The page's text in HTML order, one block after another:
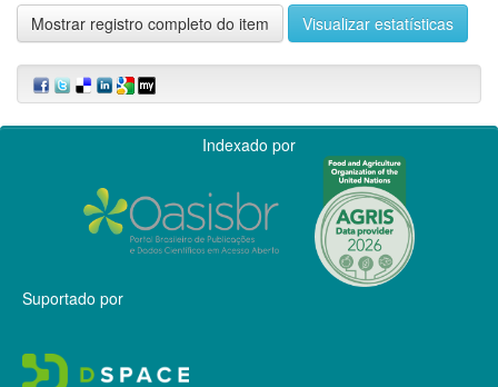
Mostrar registro completo do item Visualizar estatísticas
Indexado por
Suportado por